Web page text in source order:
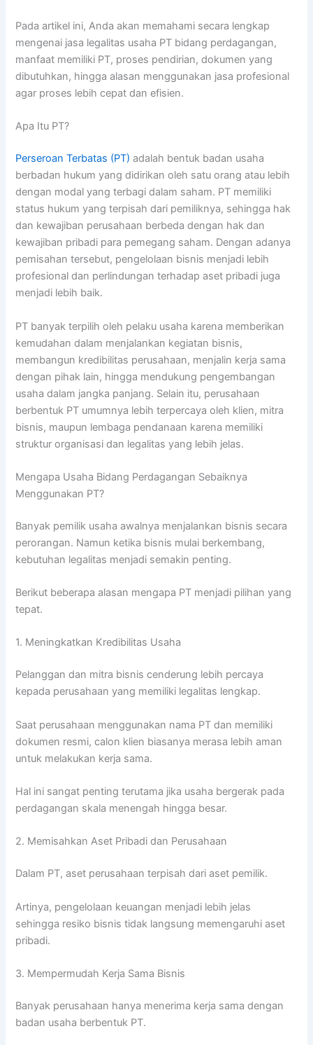
Pada artikel ini, Anda akan memahami secara lengkap
mengenai jasa legalitas usaha PT bidang perdagangan,
manfaat memiliki PT, proses pendirian, dokumen yang
dibutuhkan, hingga alasan menggunakan jasa profesional
agar proses lebih cepat dan efisien.
Apa Itu PT?
Perseroan Terbatas (PT) adalah bentuk badan usaha
berbadan hukum yang didirikan oleh satu orang atau lebih
dengan modal yang terbagi dalam saham. PT memiliki
status hukum yang terpisah dari pemiliknya, sehingga hak
dan kewajiban perusahaan berbeda dengan hak dan
kewajiban pribadi para pemegang saham. Dengan adanya
pemisahan tersebut, pengelolaan bisnis menjadi lebih
profesional dan perlindungan terhadap aset pribadi juga
menjadi lebih baik.
PT banyak terpilih oleh pelaku usaha karena memberikan
kemudahan dalam menjalankan kegiatan bisnis,
membangun kredibilitas perusahaan, menjalin kerja sama
dengan pihak lain, hingga mendukung pengembangan
usaha dalam jangka panjang. Selain itu, perusahaan
berbentuk PT umumnya lebih terpercaya oleh klien, mitra
bisnis, maupun lembaga pendanaan karena memiliki
struktur organisasi dan legalitas yang lebih jelas.
Mengapa Usaha Bidang Perdagangan Sebaiknya
Menggunakan PT?
Banyak pemilik usaha awalnya menjalankan bisnis secara
perorangan. Namun ketika bisnis mulai berkembang,
kebutuhan legalitas menjadi semakin penting.
Berikut beberapa alasan mengapa PT menjadi pilihan yang
tepat.
1. Meningkatkan Kredibilitas Usaha
Pelanggan dan mitra bisnis cenderung lebih percaya
kepada perusahaan yang memiliki legalitas lengkap.
Saat perusahaan menggunakan nama PT dan memiliki
dokumen resmi, calon klien biasanya merasa lebih aman
untuk melakukan kerja sama.
Hal ini sangat penting terutama jika usaha bergerak pada
perdagangan skala menengah hingga besar.
2. Memisahkan Aset Pribadi dan Perusahaan
Dalam PT, aset perusahaan terpisah dari aset pemilik.
Artinya, pengelolaan keuangan menjadi lebih jelas
sehingga resiko bisnis tidak langsung memengaruhi aset
pribadi.
3. Mempermudah Kerja Sama Bisnis
Banyak perusahaan hanya menerima kerja sama dengan
badan usaha berbentuk PT.